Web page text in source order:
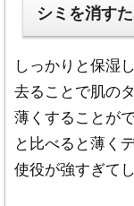
の検索サイト
・金額や値段
トの内容と閲
額や値段は異
※予期せぬト
いては当サイ
シミを消す
しっかりと保湿
去ることで肌の
薄くすることが
と比べると薄く
使役が強すぎて